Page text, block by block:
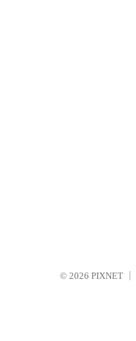
© 2026 PIXNET